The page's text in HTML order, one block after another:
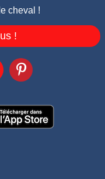
cheval !
!